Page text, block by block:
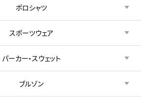
ポロシャツ
スポーツウェア
パーカー・スウェット
ブルゾン